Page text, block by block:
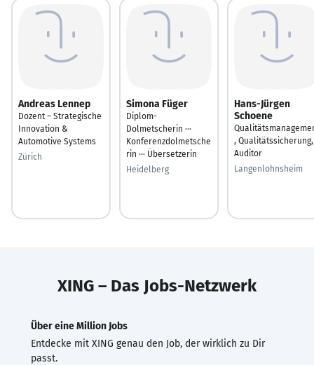
Andreas Lennep
Dozent – Strategische
Innovation &
Automotive Systems
Zürich
Simona Füger
Diplom-
Dolmetscherin ···
Konferenzdolmetsche
rin ··· Übersetzerin
Heidelberg
Hans-Jürgen
Schoene
, Qualitätssicherung,
Auditor
Langenlohnsheim
XING – Das Jobs-Netzwerk
Über eine Million Jobs
Entdecke mit XING genau den Job, der wirklich zu Dir
passt.